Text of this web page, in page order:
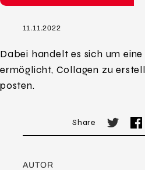
11.11.2022
Dabei handelt es sich um
ermöglicht, Collagen zu
posten.
Share
AUTOR